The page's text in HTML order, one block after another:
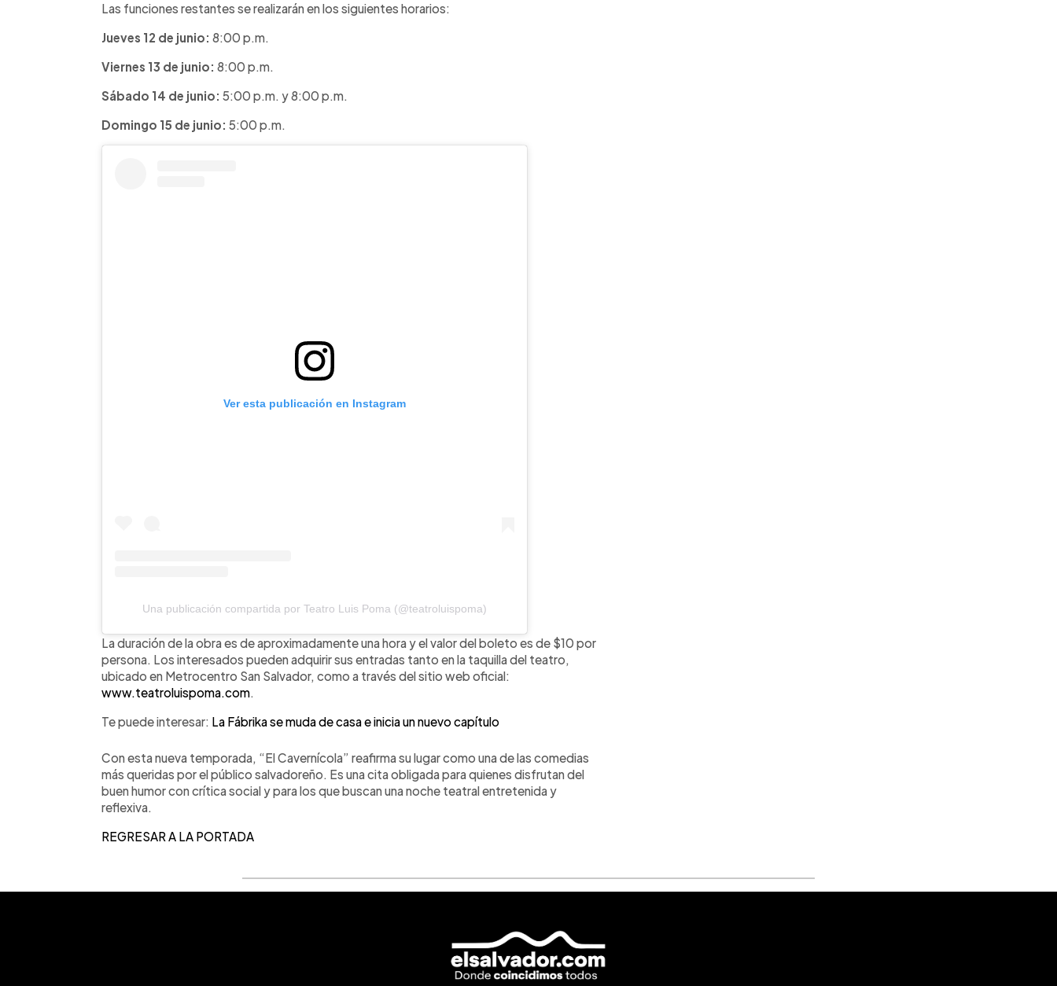
Las funciones restantes se realizarán en los siguientes horarios:
Jueves 12 de junio: 8:00 p.m.
Viernes 13 de junio: 8:00 p.m.
Sábado 14 de junio: 5:00 p.m. y 8:00 p.m.
Domingo 15 de junio: 5:00 p.m.
Ver esta publicación en Instagram
Una publicación compartida por Teatro Luis Poma (@teatroluispoma)
La duración de la obra es de aproximadamente una hora y el valor del boleto es de $10 por
persona. Los interesados pueden adquirir sus entradas tanto en la taquilla del teatro,
ubicado en Metrocentro San Salvador, como a través del sitio web oficial:
www.teatroluispoma.com.
Te puede interesar: La Fábrika se muda de casa e inicia un nuevo capítulo
Con esta nueva temporada, “El Cavernícola” reafirma su lugar como una de las comedias
más queridas por el público salvadoreño. Es una cita obligada para quienes disfrutan del
buen humor con crítica social y para los que buscan una noche teatral entretenida y
reflexiva.
REGRESAR A LA PORTADA